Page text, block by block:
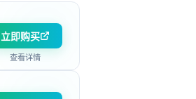
立即购买
查看详情